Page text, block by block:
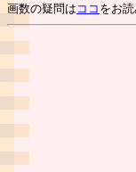
画数の疑問は ココ をお読